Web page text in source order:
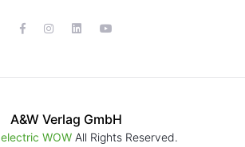
A&W Verlag GmbH
electric WOWAll Rights Reserved.